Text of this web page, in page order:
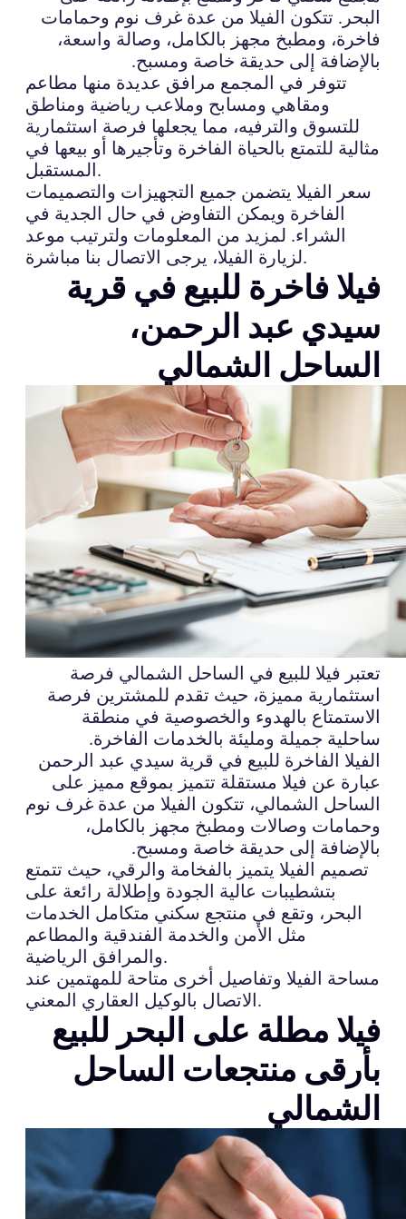
البحر. تتكون الفيلا من عدة غرف نوم وحمامات
فاخرة، ومطبخ مجهز بالكامل، وصالة واسعة،
بالإضافة إلى حديقة خاصة ومسبح.
تتوفر في المجمع مرافق عديدة منها مطاعم
ومقاهي ومسابح وملاعب رياضية ومناطق
للتسوق والترفيه، مما يجعلها فرصة استثمارية
مثالية للتمتع بالحياة الفاخرة وتأجيرها أو بيعها في
المستقبل.
سعر الفيلا يتضمن جميع التجهيزات والتصميمات
الفاخرة ويمكن التفاوض في حال الجدية في
الشراء. لمزيد من المعلومات ولترتيب موعد
لزيارة الفيلا، يرجى الاتصال بنا مباشرة.
فيلا فاخرة للبيع في قرية
سيدي عبد الرحمن،
الساحل الشمالي
تعتبر فيلا للبيع في الساحل الشمالي فرصة
استثمارية مميزة، حيث تقدم للمشترين فرصة
الاستمتاع بالهدوء والخصوصية في منطقة
ساحلية جميلة ومليئة بالخدمات الفاخرة.
الفيلا الفاخرة للبيع في قرية سيدي عبد الرحمن
عبارة عن فيلا مستقلة تتميز بموقع مميز على
الساحل الشمالي، تتكون الفيلا من عدة غرف نوم
وحمامات وصالات ومطبخ مجهز بالكامل،
بالإضافة إلى حديقة خاصة ومسبح.
تصميم الفيلا يتميز بالفخامة والرقي، حيث تتمتع
بتشطيبات عالية الجودة وإطلالة رائعة على
البحر، وتقع في منتجع سكني متكامل الخدمات
مثل الأمن والخدمة الفندقية والمطاعم
والمرافق الرياضية.
مساحة الفيلا وتفاصيل أخرى متاحة للمهتمين عند
الاتصال بالوكيل العقاري المعني.
فيلا مطلة على البحر للبيع
بأرقى منتجعات الساحل
الشمالي